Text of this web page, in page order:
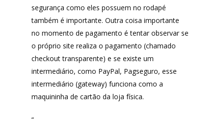
segurança como eles possuem no rodapé
também é importante. Outra coisa importante
no momento de pagamento é tentar observar se
o próprio site realiza o pagamento (chamado
checkout transparente) e se existe um
intermediário, como PayPal, Pagseguro, esse
intermediário (gateway) funciona como a
maquininha de cartão da loja física.
“